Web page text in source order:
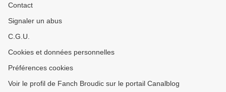
Contact
Signaler un abus
C.G.U.
Cookies et données personnelles
Préférences cookies
Voir le profil de Fanch Broudic sur le portail Canalblog